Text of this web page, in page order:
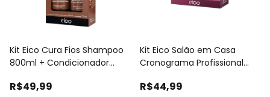
Kit Eico Cura Fios Shampoo
800ml + Condicionador
R$49,99
Kit Eico Salão em Casa
Cronograma Profissional
Condicionador 400ml
R$44,99